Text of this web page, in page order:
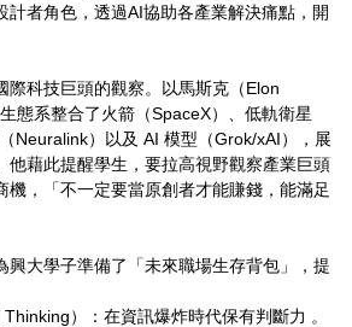
計者角色，透過AI協助各產業解決痛點，開
際科技巨頭的觀察。以馬斯克（Elon
態系整合了火箭（SpaceX）、低軌衛星
Neuralink）以及 AI 模型（Grok/xAI），展
他藉此提醒學生，要拉高視野觀察產業巨頭
機，「不一定要當原創者才能賺錢，能滿足
興大學子準備了「未來職場生存背包」，提
）：在資訊爆炸時代保有判斷力 。